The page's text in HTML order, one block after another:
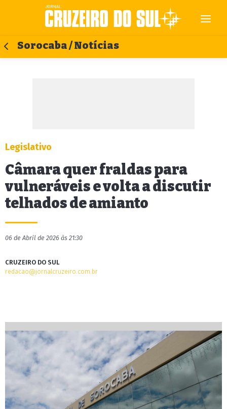
Sorocaba / Notícias
Legislativo
Câmara quer fraldas para
vulneráveis e volta a discutir
telhados de amianto
06 de Abril de 2026 às 21:30
CRUZEIRO DO SUL
redacao@jornalcruzeiro.com.br